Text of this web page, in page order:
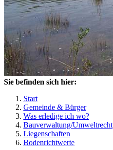
Sie befinden sich hier:
Start
Gemeinde & Bürger
Was erledige ich wo?
Bauverwaltung/Umweltrecht
Liegenschaften
Bodenrichtwerte